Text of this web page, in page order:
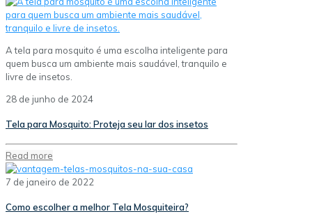
A tela para mosquito é uma escolha inteligente para
quem busca um ambiente mais saudável, tranquilo e
livre de insetos.
28 de junho de 2024
Tela para Mosquito: Proteja seu lar dos insetos
Read more
7 de janeiro de 2022
Como escolher a melhor Tela Mosquiteira?